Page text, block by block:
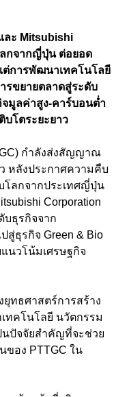
ละ Mitsubishi
กจากญี่ปุ่น ต่อยอด
ต่การพัฒนาเทคโนโลยี
รขยายตลาดสู่ระดับ
มูลค่าสูง-คาร์บอนต่ำ
บโตระยะยาว
กำลังส่งสัญญาณ
หลังประกาศความคืบ
ลกจากประเทศญี่ปุ่น
Corporation
บธุรกิจจาก
สู่ธุรกิจ Green & Bio
นวโน้มเศรษฐกิจ
ทธศาสตร์การสร้าง
ทคโนโลยี นวัตกรรม
นปัจจัยสำคัญที่จะช่วย
ของ PTTGC ใน